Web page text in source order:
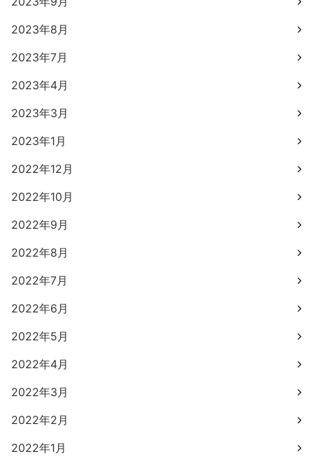
2023年8月
2023年7月
2023年4月
2023年3月
2023年1月
2022年12月
2022年10月
2022年9月
2022年8月
2022年7月
2022年6月
2022年5月
2022年4月
2022年3月
2022年2月
2022年1月